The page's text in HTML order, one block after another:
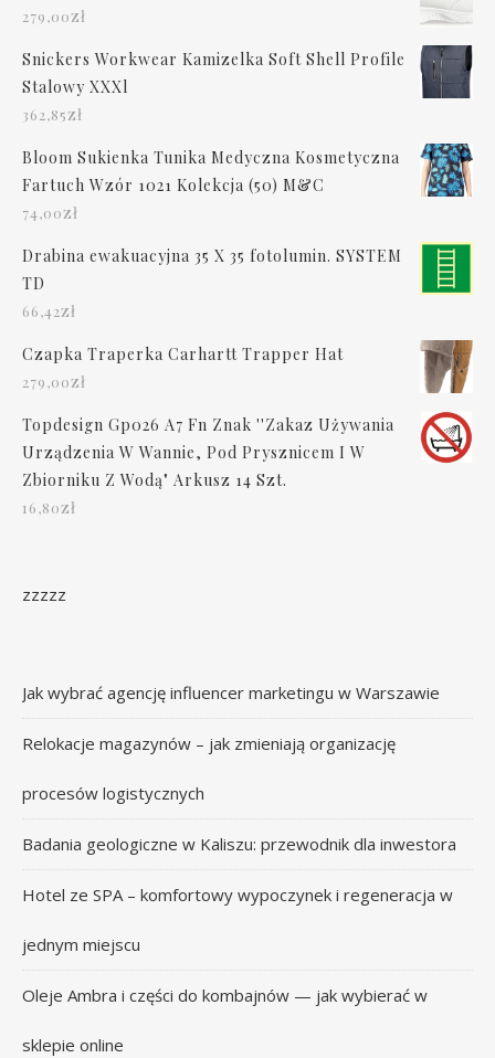
279,00zł
Snickers Workwear Kamizelka Soft Shell Profile
Stalowy XXXl
362,85zł
Bloom Sukienka Tunika Medyczna Kosmetyczna
Fartuch Wzór 1021 Kolekcja (50) M&C
74,00zł
Drabina ewakuacyjna 35 X 35 fotolumin. SYSTEM
TD
66,42zł
Czapka Traperka Carhartt Trapper Hat
279,00zł
Topdesign Gp026 A7 Fn Znak ''Zakaz Używania
Urządzenia W Wannie, Pod Prysznicem I W
Zbiorniku Z Wodą" Arkusz 14 Szt.
16,80zł
zzzzz
Jak wybrać agencję influencer marketingu w Warszawie
Relokacje magazynów – jak zmieniają organizację
procesów logistycznych
Badania geologiczne w Kaliszu: przewodnik dla inwestora
Hotel ze SPA – komfortowy wypoczynek i regeneracja w
jednym miejscu
Oleje Ambra i części do kombajnów — jak wybierać w
sklepie online